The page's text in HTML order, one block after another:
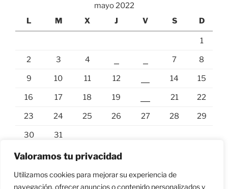
Valoramos tu privacidad
Utilizamos cookies para mejorar su experiencia de
navegación, ofrecer anuncios o contenido personalizados y
mayo 2022
L
M X J V S D
1
2 3 4 7 8
9 10 11 12 14 15
16 17 18 19 21 22
23 24 25 26 27 28 29
30 31
« Abr